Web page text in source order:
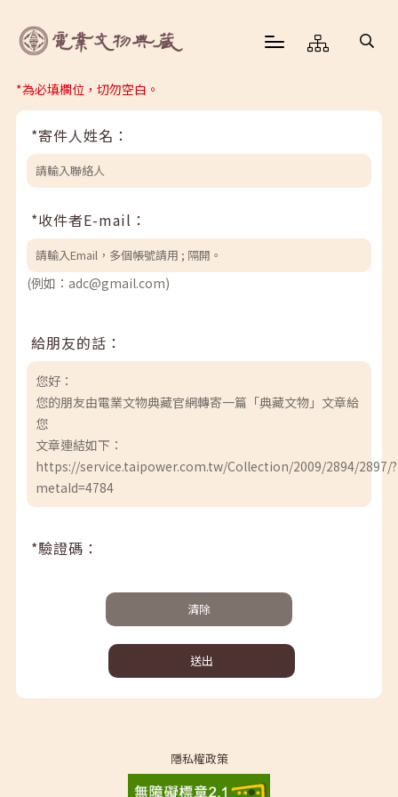
*為必填欄位，切勿空白。
*寄件人姓名：
*收件者E-mail：
(例如：adc@gmail.com)
給朋友的話：
您好：
您的朋友由電業文物典藏官網轉寄一篇「典藏文物」文章給
您
文章連結如下：
https://service.taipower.com.tw/Collection/2009/2894/2897/?
metaId=4784
*驗證碼：
清除
送出
隱私權政策